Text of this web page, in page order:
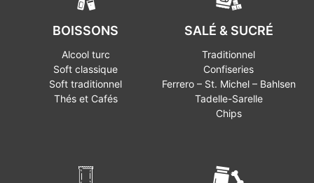
BOISSONS
Alcool turc
Soft classique
Soft traditionnel
Thés et Cafés
SALÉ & SUCRÉ
Traditionnel
Confiseries
Ferrero – St. Michel – Bahlsen
Tadelle-Sarelle
Chips